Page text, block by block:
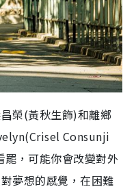
榮(黃秋生飾)和離鄉
Consunji
，可能你會改變對外
夢想的感覺，在困難